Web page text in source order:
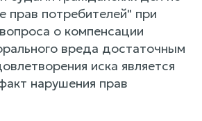
прав потребителей" при
о компенсации
вреда достаточным
иска является
нарушения прав